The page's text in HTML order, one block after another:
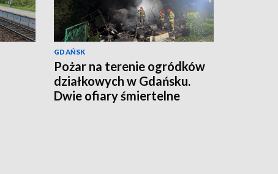
GDAŃSK
Pożar na terenie ogródków
działkowych w Gdańsku.
Dwie ofiary śmiertelne